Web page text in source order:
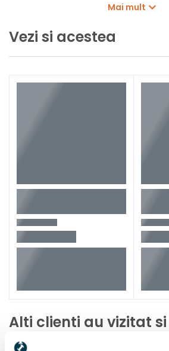
Fara
Latime
56 mm
Mai mult
Vezi si acestea
Alti clienti au vizitat si